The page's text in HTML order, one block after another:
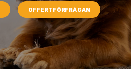
OFFERTFÖRFRÅGAN